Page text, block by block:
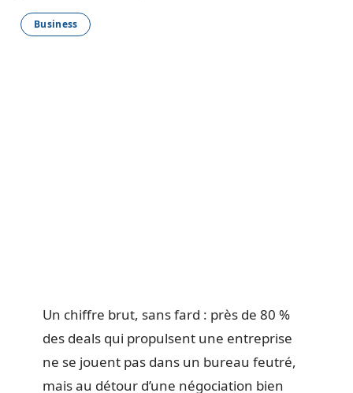
Business
Un chiffre brut, sans fard : près de 80 %
des deals qui propulsent une entreprise
ne se jouent pas dans un bureau feutré,
mais au détour d’une négociation bien